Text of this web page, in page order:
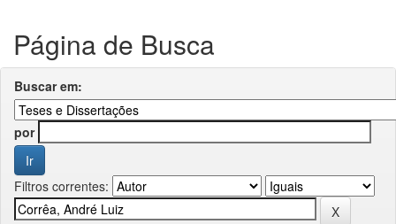
Página de Busca
Buscar em:
por
Filtros correntes: